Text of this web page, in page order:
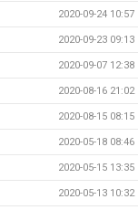
2020-09-24 10:57
2020-09-23 09:13
2020-09-07 12:38
2020-08-16 21:02
2020-08-15 08:15
2020-05-18 08:46
2020-05-15 13:35
2020-05-13 10:32